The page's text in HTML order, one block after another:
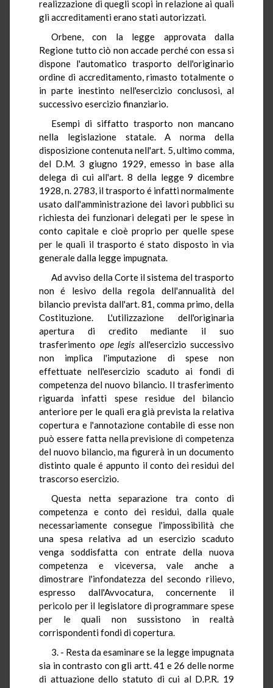
realizzazione di quegli scopi in relazione ai quali
gli accreditamenti erano stati autorizzati.
Orbene, con la legge approvata dalla
Regione tutto ciò non accade perché con essa si
dispone l'automatico trasporto dell'originario
ordine di accreditamento, rimasto totalmente o
in parte inestinto nell'esercizio conclusosi, al
successivo esercizio finanziario.
Esempi di siffatto trasporto non mancano
nella legislazione statale. A norma della
disposizione contenuta nell'art. 5, ultimo comma,
del D.M. 3 giugno 1929, emesso in base alla
delega di cui all'art. 8 della legge 9 dicembre
1928, n. 2783, il trasporto é infatti normalmente
usato dall'amministrazione dei lavori pubblici su
richiesta dei funzionari delegati per le spese in
conto capitale e cioè proprio per quelle spese
per le quali il trasporto é stato disposto in via
generale dalla legge impugnata.
Ad avviso della Corte il sistema del trasporto
non é lesivo della regola dell'annualità del
bilancio prevista dall'art. 81, comma primo, della
Costituzione. L'utilizzazione dell'originaria
apertura di credito mediante il suo
trasferimento ope legis all'esercizio successivo
non implica l'imputazione di spese non
effettuate nell'esercizio scaduto ai fondi di
competenza del nuovo bilancio. Il trasferimento
riguarda infatti spese residue del bilancio
anteriore per le quali era già prevista la relativa
copertura e l'annotazione contabile di esse non
può essere fatta nella previsione di competenza
del nuovo bilancio, ma figurerà in un documento
distinto quale é appunto il conto dei residui del
trascorso esercizio.
Questa netta separazione tra conto di
competenza e conto dei residui, dalla quale
necessariamente consegue l'impossibilità che
una spesa relativa ad un esercizio scaduto
venga soddisfatta con entrate della nuova
competenza e viceversa, vale anche a
dimostrare l'infondatezza del secondo rilievo,
espresso dall'Avvocatura, concernente il
pericolo per il legislatore di programmare spese
per le quali non sussistono in realtà
corrispondenti fondi di copertura.
3. - Resta da esaminare se la legge impugnata
sia in contrasto con gli artt. 41 e 26 delle norme
di attuazione dello statuto di cui al D.P.R. 19